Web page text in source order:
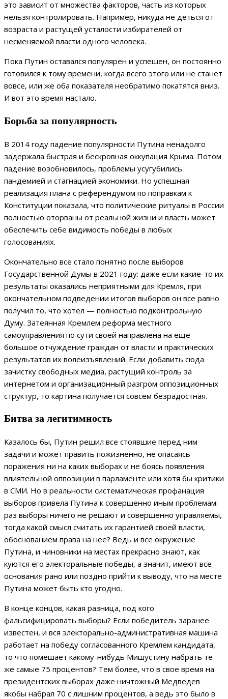
это зависит от множества факторов, часть из которых
нельзя контролировать. Например, никуда не деться от
возраста и растущей усталости избирателей от
несменяемой власти одного человека.
Пока Путин оставался популярен и успешен, он постоянно
готовился к тому времени, когда всего этого или не станет
вовсе, или же оба показателя необратимо покатятся вниз.
И вот это время настало.
Борьба за популярность
В 2014 году падение популярности Путина ненадолго
задержала быстрая и бескровная оккупация Крыма. Потом
падение возобновилось, проблемы усугубились
пандемией и стагнацией экономики. Но успешная
реализация плана с референдумом по поправкам к
Конституции показала, что политические ритуалы в России
полностью оторваны от реальной жизни и власть может
обеспечить себе видимость победы в любых
голосованиях.
Окончательно все стало понятно после выборов
Государственной Думы в 2021 году: даже если какие-то их
результаты оказались неприятными для Кремля, при
окончательном подведении итогов выборов он все равно
получил то, что хотел — полностью подконтрольную
Думу. Затеянная Кремлем реформа местного
самоуправления по сути своей направлена на еще
большое отчуждение граждан от власти и практических
результатов их волеизъявлений. Если добавить сюда
зачистку свободных медиа, растущий контроль за
интернетом и организационный разгром оппозиционных
структур, то картина получается совсем безрадостная.
Битва за легитимность
Казалось бы, Путин решил все стоявшие перед ним
задачи и может править пожизненно, не опасаясь
поражения ни на каких выборах и не боясь появления
влиятельной оппозиции в парламенте или хотя бы критики
в СМИ. Но в реальности систематическая профанация
выборов привела Путина к совершенно иным проблемам:
раз выборы ничего не решают и совершенно управляемы,
тогда какой смысл считать их гарантией своей власти,
обоснованием права на нее? Ведь и все окружение
Путина, и чиновники на местах прекрасно знают, как
куются его электоральные победы, а значит, имеют все
основания рано или поздно прийти к выводу, что на месте
Путина может быть кто угодно.
В конце концов, какая разница, под кого
фальсифицировать выборы? Если победитель заранее
известен, и вся электорально-административная машина
работает на победу согласованного Кремлем кандидата,
то что помешает какому-нибудь Мишустину набрать те
же самые 75 процентов? Тем более, что в свое время на
президентских выборах даже ничтожный Медведев
якобы набрал 70 с лишним процентов, а ведь это было в